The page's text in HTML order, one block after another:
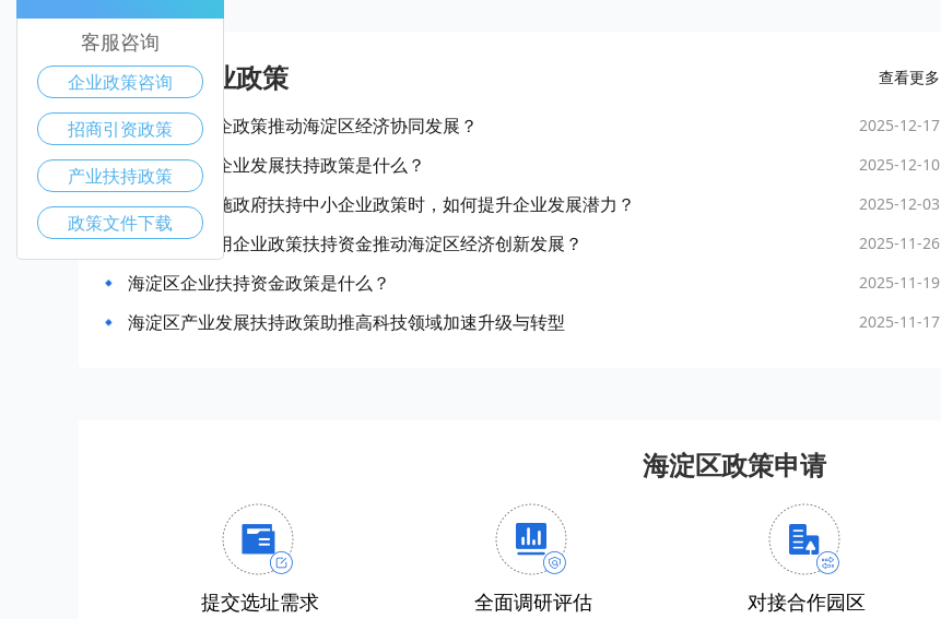
海淀区产业政策 查看更多
如何通过惠企政策推动海淀区经济协同发展？ 2025-12-17
海淀区中小企业发展扶持政策是什么？ 2025-12-10
当海淀区实施政府扶持中小企业政策时，如何提升企业发展潜力？ 2025-12-03
如何合理运用企业政策扶持资金推动海淀区经济创新发展？ 2025-11-26
海淀区企业扶持资金政策是什么？ 2025-11-19
海淀区产业发展扶持政策助推高科技领域加速升级与转型 2025-11-17
海淀区政策申请
提交选址需求 全面调研评估 对接合作园区
客服咨询
企业政策咨询
招商引资政策
产业扶持政策
政策文件下载